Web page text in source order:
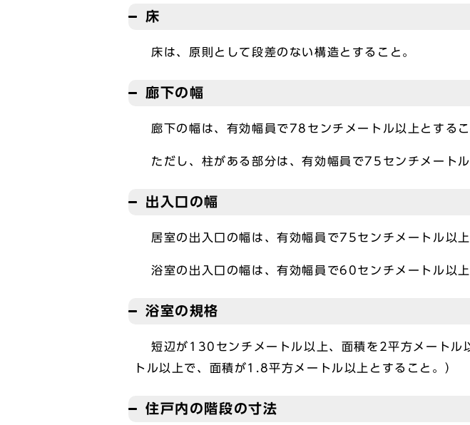
床
床は、原則として段差のない構造とすること。
廊下の幅
廊下の幅は、有効幅員で78センチメートル以上とするこ
ただし、柱がある部分は、有効幅員で75センチメートル
出入口の幅
居室の出入口の幅は、有効幅員で75センチメートル以上
浴室の出入口の幅は、有効幅員で60センチメートル以上
浴室の規格
短辺が130センチメートル以上、面積を2平方メートル
トル以上で、面積が1.8平方メートル以上とすること。）
住戸内の階段の寸法